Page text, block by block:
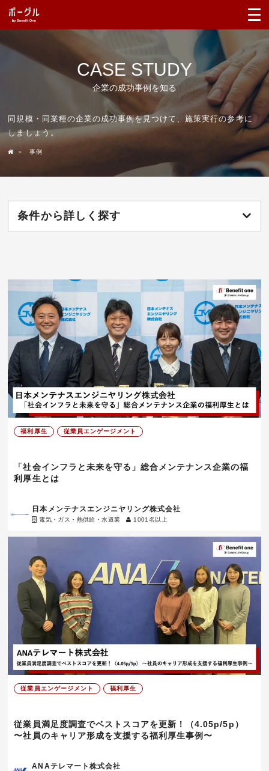
CASE STUDY
企業の成功事例を知る
同規模・同業種の企業の成功事例を見つけて、施策実行の参考に
しましょう。
＞ 事例
条件から詳しく探す
福利厚生 従業員エンゲージメント
「社会インフラと未来を守る」総合メンテナンス企業の福
利厚生とは
日本メンテナスエンジニヤリング株式会社
電気・ガス・熱供給・水道業 1001名以上
従業員エンゲージメント 福利厚生
従業員満足度調査でベストスコアを更新！（4.05p/5p）
〜社員のキャリア形成を支援する福利厚生事例〜
ANAテレマート株式会社